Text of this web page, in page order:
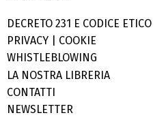
DECRETO 231 E CODICE ETICO
PRIVACY
COOKIE
WHISTLEBLOWING
LA NOSTRA LIBRERIA
CONTATTI
NEWSLETTER